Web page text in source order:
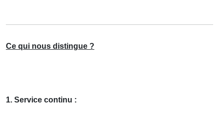
Ce qui nous distingue ?
1. Service continu :